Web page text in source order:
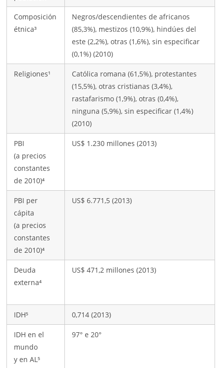
Composición
étnica³
Negros/descendientes de africanos
(85,3%), mestizos (10,9%), hindúes del
este (2,2%), otras (1,6%), sin especificar
(0,1%) (2010)
Religiones¹
Católica romana (61,5%), protestantes
(15,5%), otras cristianas (3,4%),
rastafarismo (1,9%), otras (0,4%),
ninguna (5,9%), sin especificar (1,4%)
(2010)
PBI
(a precios
constantes
de 2010)⁴
US$ 1.230 millones (2013)
PBI per
cápita
(a precios
constantes
de 2010)⁴
US$ 6.771,5 (2013)
Deuda
externa⁴
US$ 471,2 millones (2013)
IDH⁵ 0,714 (2013)
IDH en el
mundo
y en AL⁵
97° e 20°